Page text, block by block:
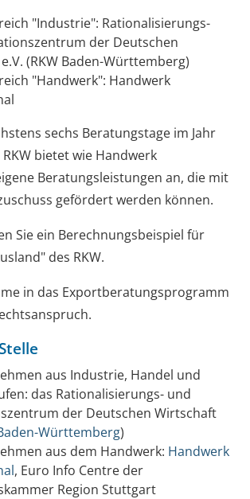
"Industrie": Rationalisierungs-
der Deutschen
(RKW Baden-Württemberg)
"Handwerk": Handwerk
sechs Beratungstage im Jahr
bietet wie Handwerk
Beratungsleistungen an, die mit
gefördert werden können.
Sie ein Berechnungsbeispiel für
des RKW.
in das Exportberatungsprogramm
aus Industrie, Handel und
das Rationalisierungs- und
der Deutschen Wirtschaft
Württemberg)
aus dem Handwerk: Handwerk
, Euro Info Centre der
Region Stuttgart